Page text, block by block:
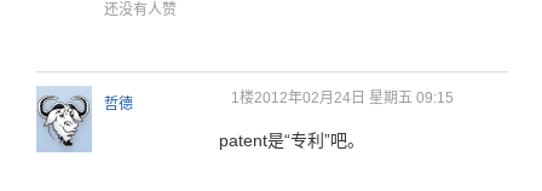
还没有人赞
哲德 1楼2012年02月24日 星期五 09:15
patent是“专利”吧。